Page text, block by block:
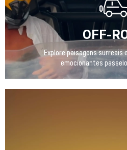
OFF-
Explore paisagens surreais
emocionantes